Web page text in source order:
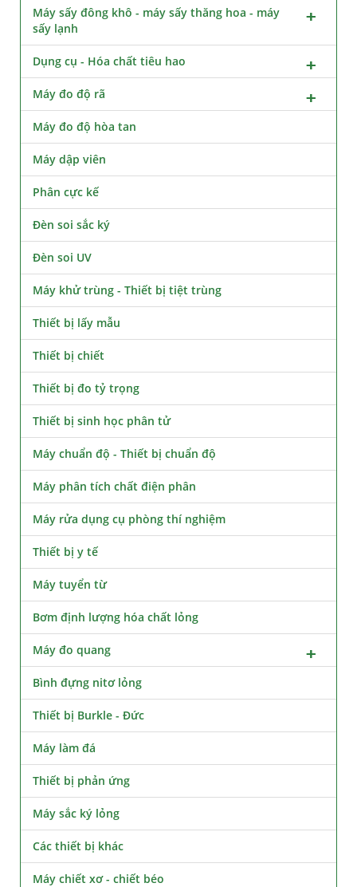
Máy sấy đông khô - máy sấy thăng hoa - máy
sấy lạnh
Dụng cụ - Hóa chất tiêu hao
Máy đo độ rã
Máy đo độ hòa tan
Máy dập viên
Phân cực kế
Đèn soi sắc ký
Đèn soi UV
Máy khử trùng - Thiết bị tiệt trùng
Thiết bị lấy mẫu
Thiết bị chiết
Thiết bị đo tỷ trọng
Thiết bị sinh học phân tử
Máy chuẩn độ - Thiết bị chuẩn độ
Máy phân tích chất điện phân
Máy rửa dụng cụ phòng thí nghiệm
Thiết bị y tế
Máy tuyển từ
Bơm định lượng hóa chất lỏng
Máy đo quang
Bình đựng nitơ lỏng
Thiết bị Burkle - Đức
Máy làm đá
Thiết bị phản ứng
Máy sắc ký lỏng
Các thiết bị khác
Máy chiết xơ - chiết béo